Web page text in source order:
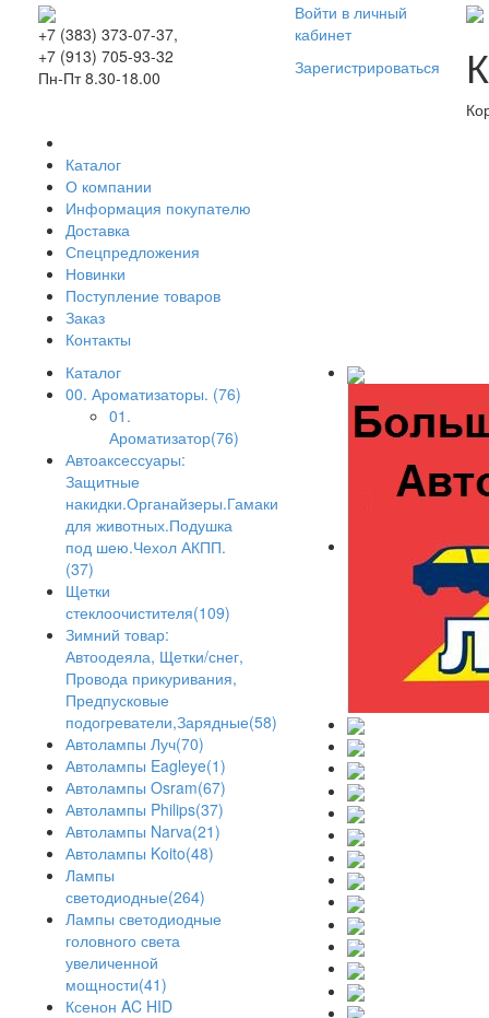
+7 (383) 373-07-37,
+7 (913) 705-93-32
Пн-Пт 8.30-18.00
Войти в личный
кабинет
Зарегистрироваться
Каталог
О компании
Информация покупателю
Доставка
Спецпредложения
Новинки
Поступление товаров
Заказ
Контакты
Каталог
00. Ароматизаторы. (76)
01.
Ароматизатор(76)
Автоаксессуары:
Защитные
накидки.Органайзеры.Гамаки
для животных.Подушка
под шею.Чехол АКПП.
(37)
Щетки
стеклоочистителя(109)
Зимний товар:
Автоодеяла, Щетки/снег,
Провода прикуривания,
Предпусковые
подогреватели,Зарядные(58)
Автолампы Луч(70)
Автолампы Eagleye(1)
Автолампы Osram(67)
Автолампы Philips(37)
Автолампы Narva(21)
Автолампы Koito(48)
Лампы
светодиодные(264)
Лампы светодиодные
головного света
увеличенной
мощности(41)
Ксенон AC HID